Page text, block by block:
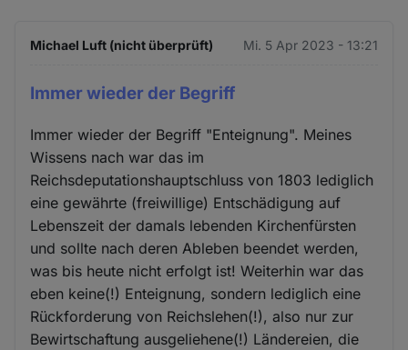
Michael Luft (nicht überprüft) Mi. 5 Apr 2023 - 13:21
Immer wieder der Begriff
Immer wieder der Begriff "Enteignung". Meines
Wissens nach war das im
Reichsdeputationshauptschluss von 1803 lediglich
eine gewährte (freiwillige) Entschädigung auf
Lebenszeit der damals lebenden Kirchenfürsten
und sollte nach deren Ableben beendet werden,
was bis heute nicht erfolgt ist! Weiterhin war das
eben keine(!) Enteignung, sondern lediglich eine
Rückforderung von Reichslehen(!), also nur zur
Bewirtschaftung ausgeliehene(!) Ländereien, die